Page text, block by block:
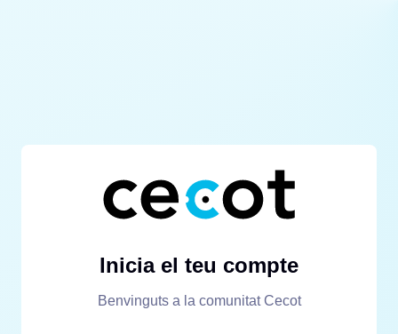
Inicia el teu compte
Benvinguts a la comunitat Cecot